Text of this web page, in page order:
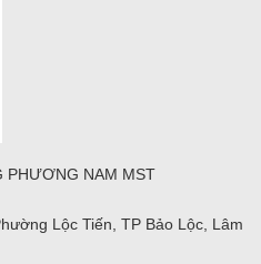
PHƯƠNG NAM MST
Lộc Tiến, TP Bảo Lộc, Lâm